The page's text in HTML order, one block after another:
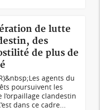
de lutte
des
de plus de
agents du
poursuivent les
clandestin
dans ce cadre...